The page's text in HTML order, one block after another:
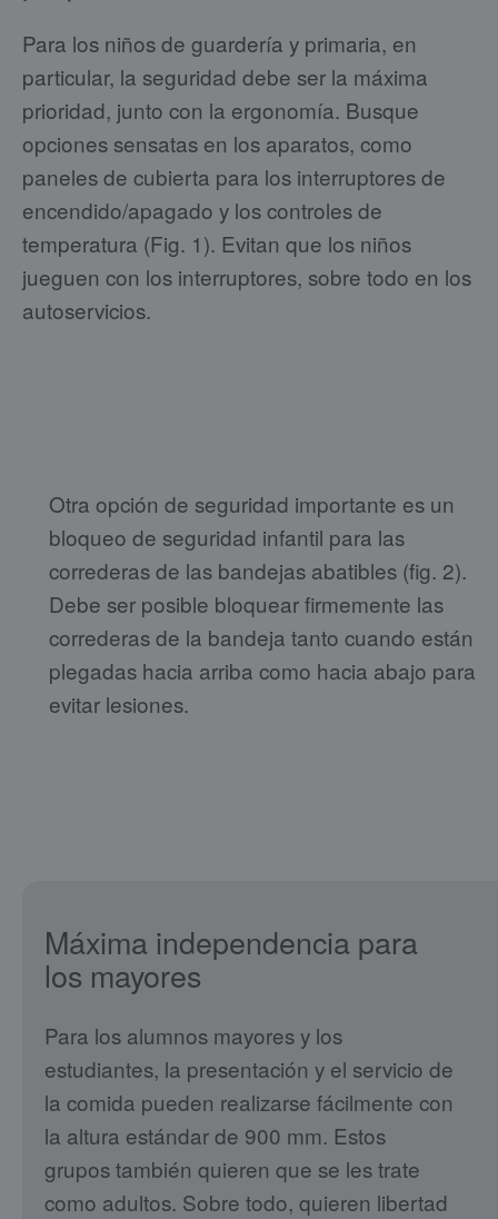
Para los niños de guardería y primaria, en
particular, la seguridad debe ser la máxima
prioridad, junto con la ergonomía. Busque
opciones sensatas en los aparatos, como
paneles de cubierta para los interruptores de
encendido/apagado y los controles de
temperatura (Fig. 1). Evitan que los niños
jueguen con los interruptores, sobre todo en los
autoservicios.
Otra opción de seguridad importante es un
bloqueo de seguridad infantil para las
correderas de las bandejas abatibles (fig. 2).
Debe ser posible bloquear firmemente las
correderas de la bandeja tanto cuando están
plegadas hacia arriba como hacia abajo para
evitar lesiones.
Máxima independencia para
los mayores
Para los alumnos mayores y los
estudiantes, la presentación y el servicio de
la comida pueden realizarse fácilmente con
la altura estándar de 900 mm. Estos
grupos también quieren que se les trate
como adultos. Sobre todo, quieren libertad